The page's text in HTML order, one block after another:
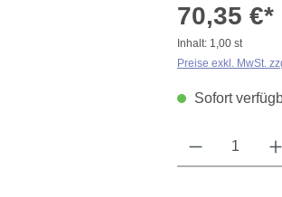
70,35 €*
Inhalt: 1,00 st
Preise exkl. MwSt.
Sofort